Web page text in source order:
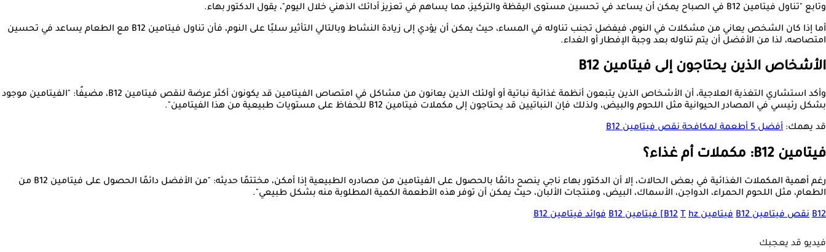
وتابع "تناول فيتامين B12 في الصباح يمكن أن يساعد في تحسين مستوى اليقظة والتركيز، مما يساهم في تعزيز أدائك الذهني خلال اليوم"، يقول الدكتور بهاء.
أما إذا كان الشخص يعاني من مشكلات في النوم، فيفضل تجنب تناوله في المساء، حيث يمكن أن يؤدي إلى زيادة النشاط وبالتالي التأثير سلبًا على النوم، فأن تناول فيتامين B12 مع الطعام يساعد في تحسين
امتصاصه، لذا من الأفضل أن يتم تناوله بعد وجبة الإفطار أو الغداء.
الأشخاص الذين يحتاجون إلى فيتامين B12
وأكد استشاري التغذية العلاجية، أن الأشخاص الذين يتبعون أنظمة غذائية نباتية أو أولئك الذين يعانون من مشاكل في امتصاص الفيتامين قد يكونون أكثر عرضة لنقص فيتامين B12، مضيفًا: "الفيتامين موجود
بشكل رئيسي في المصادر الحيوانية مثل اللحوم والبيض، ولذلك فإن النباتيين قد يحتاجون إلى مكملات فيتامين B12 للحفاظ على مستويات طبيعية من هذا الفيتامين".
قد يهمك: أفضل 5 أطعمة لمكافحة نقص فيتامين B12‎
فيتامين B12: مكملات أم غذاء؟
رغم أهمية المكملات الغذائية في بعض الحالات، إلا أن الدكتور بهاء ناجي ينصح دائمًا بالحصول على الفيتامين من مصادره الطبيعية إذا أمكن، مختتمًا حديثه: "من الأفضل دائمًا الحصول على فيتامين B12 من
الطعام، مثل اللحوم الحمراء، الدواجن، الأسماك، البيض، ومنتجات الألبان، حيث يمكن أن توفر هذه الأطعمة الكمية المطلوبة منه بشكل طبيعي".
B12 نقص فيتامين B12 فيتامين B12 T hz] فيتامين B12 فوائد فيتامين B12
فيديو قد يعجبك